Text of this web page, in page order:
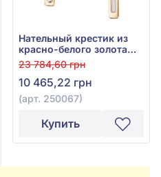
Нательный крестик из
красно-белого золота
585°, без вставки, арт.
250067
23 784,60 грн
10 465,22 грн
(арт. 250067)
Купить